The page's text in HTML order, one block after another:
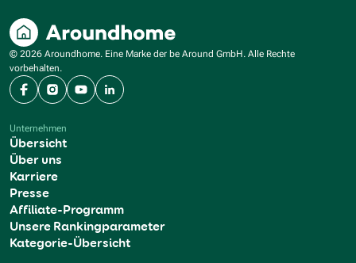
© 2026 Aroundhome. Eine Marke der be Around GmbH. Alle Rechte
vorbehalten.
FacebookInstagram
YouTubeLinkedIn
Unternehmen
Übersicht
Über uns
Karriere
Presse
Affiliate-Programm
Unsere Rankingparameter
Kategorie-Übersicht